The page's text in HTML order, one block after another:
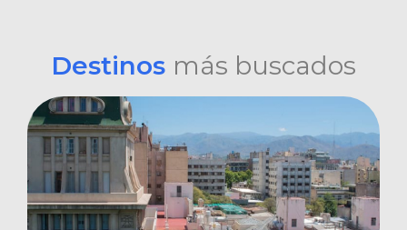
Destinos más buscados